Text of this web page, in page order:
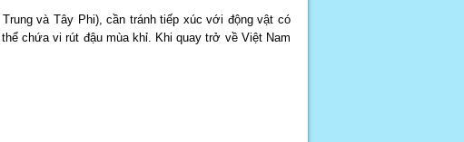
và Tây Phi), cần tránh tiếp xúc với động vật có
chứa vi rút đậu mùa khỉ. Khi quay trở về Việt Nam